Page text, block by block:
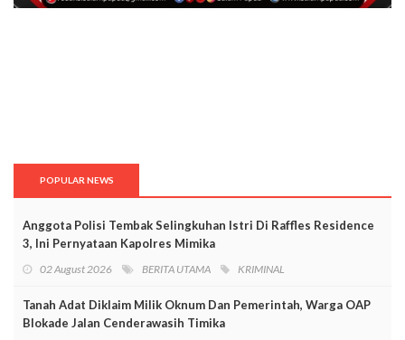
POPULAR NEWS
Anggota Polisi Tembak Selingkuhan Istri Di Raffles Residence
3, Ini Pernyataan Kapolres Mimika
02 August 2026 BERITA UTAMA KRIMINAL
Tanah Adat Diklaim Milik Oknum Dan Pemerintah, Warga OAP
Blokade Jalan Cenderawasih Timika